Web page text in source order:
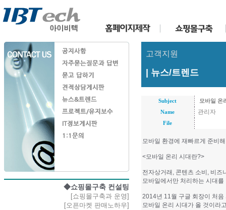
◆쇼핑몰구축 컨설팅
[쇼핑몰구축과 운영]
[오픈마켓 판매노하우]
고객지원
| 뉴스/트렌드
Subject
모바일 온
Name
관리자
File
모바일 환경에 재빠르게 준비
<모바일 온리 시대란?>
전자상거래, 콘텐츠 소비, 비즈
모바일에서만 처리하는 시대
2014년 11월 구글 회장이 처
모바일 온리 시대가 올 것이라